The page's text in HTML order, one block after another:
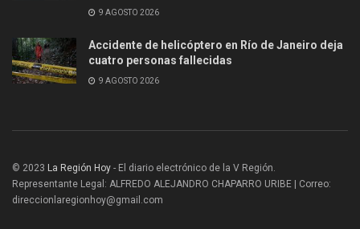
9 AGOSTO 2026
Accidente de helicóptero en Río de Janeiro deja
cuatro personas fallecidas
9 AGOSTO 2026
© 2023 La Región Hoy - El diario electrónico de la V Región.
Representante Legal: ALFREDO ALEJANDRO CHAPARRO URIBE | Correo:
direccionlaregionhoy@gmail.com